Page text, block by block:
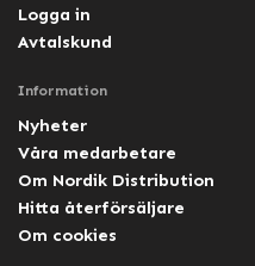
Logga in
Avtalskund
Information
Nyheter
Våra medarbetare
Om Nordik Distribution
Hitta återförsäljare
Om cookies